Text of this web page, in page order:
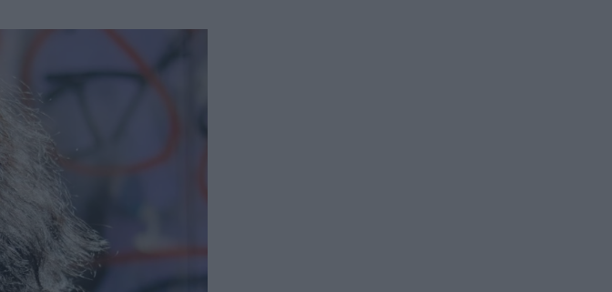
Χωρίς Ταμπέλες
Market News